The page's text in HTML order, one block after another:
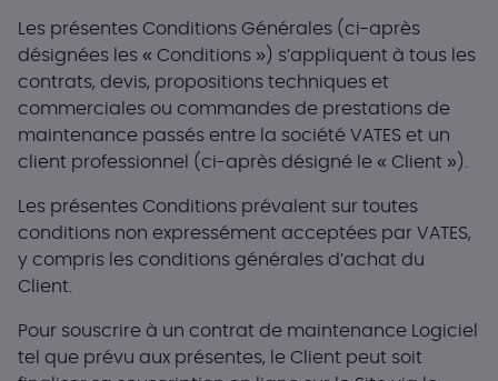
Les présentes Conditions Générales (ci-après
désignées les « Conditions ») s’appliquent à tous les
contrats, devis, propositions techniques et
commerciales ou commandes de prestations de
maintenance passés entre la société VATES et un
client professionnel (ci-après désigné le « Client »).
Les présentes Conditions prévalent sur toutes
conditions non expressément acceptées par VATES,
y compris les conditions générales d’achat du
Client.
Pour souscrire à un contrat de maintenance Logiciel
tel que prévu aux présentes, le Client peut soit